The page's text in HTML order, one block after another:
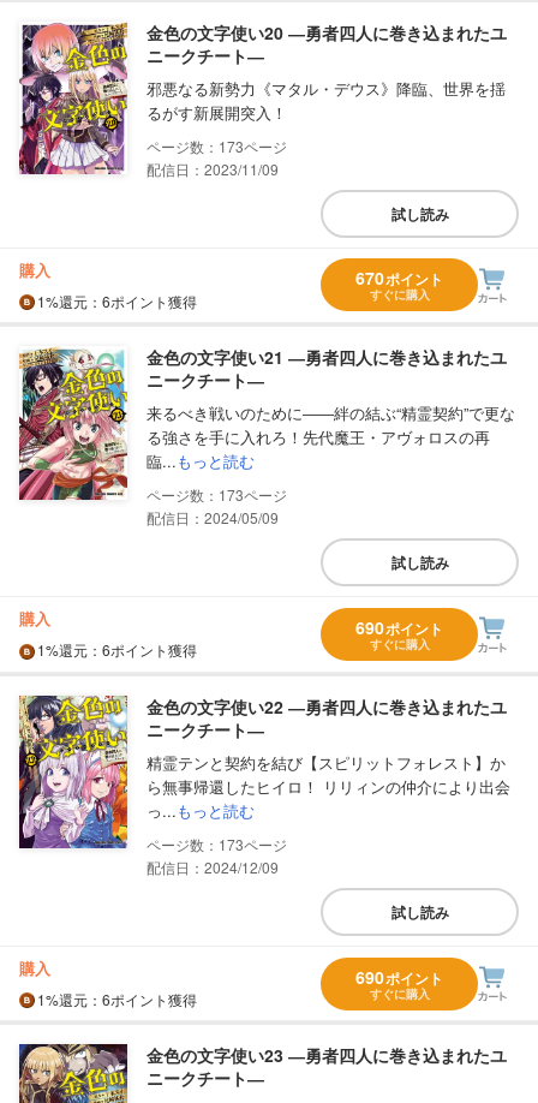
金色の文字使い20 ―勇者四人に巻き込まれたユ
ニークチート―
邪悪なる新勢力《マタル・デウス》降臨、世界を揺
るがす新展開突入！
173
配信日：2023/11/09
試し読み
購入
1%還元 ：6ポイント獲得
670ポイント
すぐに購入
金色の文字使い21 ―勇者四人に巻き込まれたユ
ニークチート―
来るべき戦いのために――絆の結ぶ“精霊契約”で更な
る強さを手に入れろ！先代魔王・アヴォロスの再
臨...もっと読む
173
配信日：2024/05/09
試し読み
購入
1%還元 ：6ポイント獲得
690ポイント
すぐに購入
金色の文字使い22 ―勇者四人に巻き込まれたユ
ニークチート―
精霊テンと契約を結び【スピリットフォレスト】か
ら無事帰還したヒイロ！ リリィンの仲介により出会
っ...もっと読む
173
配信日：2024/12/09
試し読み
購入
1%還元 ：6ポイント獲得
690ポイント
すぐに購入
金色の文字使い23 ―勇者四人に巻き込まれたユ
ニークチート―